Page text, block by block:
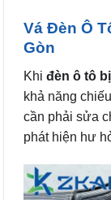
Vá Đèn Ô
Gòn
Khi đèn ô tô
khả năng
cần phải sửa
phát hiện hư